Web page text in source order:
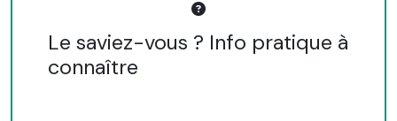
Le saviez-vous ? Info pratique à
connaître